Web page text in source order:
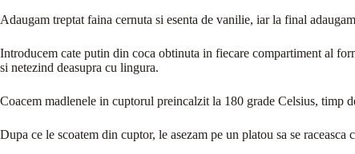
Adaugam treptat faina cernuta si esenta de vanilie, iar la final
Introducem cate putin din coca obtinuta in fiecare compartiment al
si netezind deasupra cu lingura.
Coacem madlenele in cuptorul preincalzit la 180 grade Celsius, timp
Dupa ce le scoatem din cuptor, le asezam pe un platou sa se raceasca